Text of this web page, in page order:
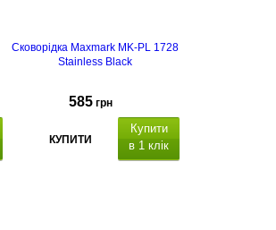
Сковорідка Maxmark MK-PL 1728
Stainless Black
585 грн
КУПИТИ
Купити
в 1 клік